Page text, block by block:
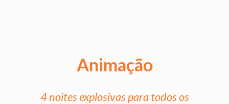
Animação
4 noites explosivas para todos os